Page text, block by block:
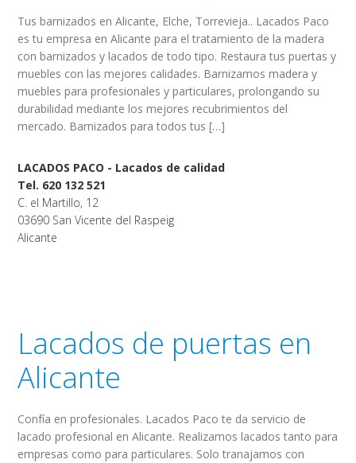
Tus barnizados en Alicante, Elche, Torrevieja.. Lacados Paco
es tu empresa en Alicante para el tratamiento de la madera
con barnizados y lacados de todo tipo. Restaura tus puertas y
muebles con las mejores calidades. Barnizamos madera y
muebles para profesionales y particulares, prolongando su
durabilidad mediante los mejores recubrimientos del
mercado. Barnizados para todos tus […]
LACADOS PACO - Lacados de calidad
Tel. 620 132 521
C. el Martillo, 12
03690 San Vicente del Raspeig
Alicante
Lacados de puertas en
Alicante
Confía en profesionales. Lacados Paco te da servicio de
lacado profesional en Alicante. Realizamos lacados tanto para
empresas como para particulares. Solo tranajamos con